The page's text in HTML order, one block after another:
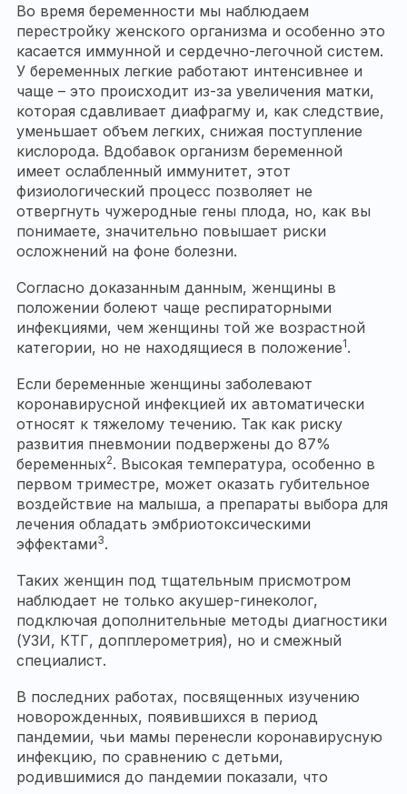
Во время беременности мы наблюдаем
перестройку женского организма и особенно это
касается иммунной и сердечно-легочной систем.
У беременных легкие работают интенсивнее и
чаще – это происходит из-за увеличения матки,
которая сдавливает диафрагму и, как следствие,
уменьшает объем легких, снижая поступление
кислорода. Вдобавок организм беременной
имеет ослабленный иммунитет, этот
физиологический процесс позволяет не
отвергнуть чужеродные гены плода, но, как вы
понимаете, значительно повышает риски
осложнений на фоне болезни.
Согласно доказанным данным, женщины в
положении болеют чаще респираторными
инфекциями, чем женщины той же возрастной
категории, но не находящиеся в положение1.
Если беременные женщины заболевают
коронавирусной инфекцией их автоматически
относят к тяжелому течению. Так как риску
развития пневмонии подвержены до 87%
беременных2. Высокая температура, особенно в
первом триместре, может оказать губительное
воздействие на малыша, а препараты выбора для
лечения обладать эмбриотоксическими
эффектами3.
Таких женщин под тщательным присмотром
наблюдает не только акушер-гинеколог,
подключая дополнительные методы диагностики
(УЗИ, КТГ, допплерометрия), но и смежный
специалист.
В последних работах, посвященных изучению
новорожденных, появившихся в период
пандемии, чьи мамы перенесли коронавирусную
инфекцию, по сравнению с детьми,
родившимися до пандемии показали, что